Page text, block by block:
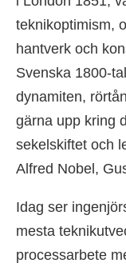
teknikoptimism,
hantverk och
Svenska 1800-
dynamiten,
gärna upp kring
sekelskiftet och
Alfred Nobel,
Idag ser
mesta
processarbete